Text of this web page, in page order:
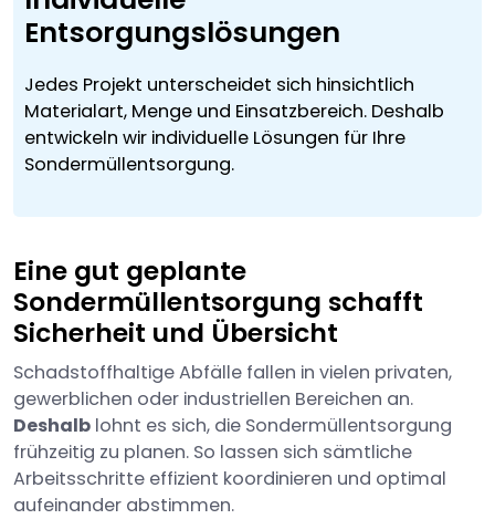
Entsorgungslösungen
Jedes Projekt unterscheidet sich hinsichtlich
Materialart, Menge und Einsatzbereich. Deshalb
entwickeln wir individuelle Lösungen für Ihre
Sondermüllentsorgung.
Eine gut geplante
Sondermüllentsorgung schafft
Sicherheit und Übersicht
Schadstoffhaltige Abfälle fallen in vielen privaten,
gewerblichen oder industriellen Bereichen an.
Deshalb lohnt es sich, die Sondermüllentsorgung
frühzeitig zu planen. So lassen sich sämtliche
Arbeitsschritte effizient koordinieren und optimal
aufeinander abstimmen.